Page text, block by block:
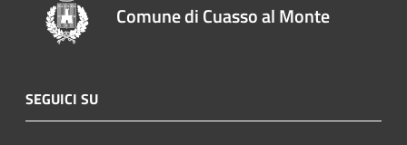
Comune di Cuasso al Monte
SEGUICI SU